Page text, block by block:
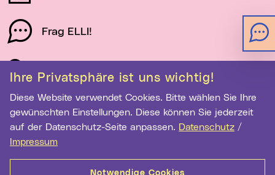
Ihre Privatsphäre ist uns wichtig!
Diese Website verwendet Cookies. Bitte wählen Sie Ihre
gewünschten Einstellungen. Diese können Sie jederzeit
auf der Datenschutz-Seite anpassen. Datenschutz /
Impressum
Notwendige Cookies
Frag ELLI!
Schau auf Linz
Newsletter-Anmeldung
E-Mail-Adresse eingeben